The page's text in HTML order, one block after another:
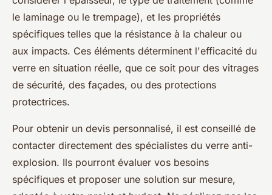
le laminage ou le trempage), et les propriétés
spécifiques telles que la résistance à la chaleur ou
aux impacts. Ces éléments déterminent l'efficacité du
verre en situation réelle, que ce soit pour des vitrages
de sécurité, des façades, ou des protections
protectrices.
Pour obtenir un devis personnalisé, il est conseillé de
contacter directement des spécialistes du verre anti-
explosion. Ils pourront évaluer vos besoins
spécifiques et proposer une solution sur mesure,